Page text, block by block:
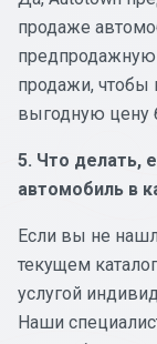
продаже
предпродажную
продажи, чтобы
выгодную цену
5. Что делать,
автомобиль в
Если вы не
текущем
услугой
Наши